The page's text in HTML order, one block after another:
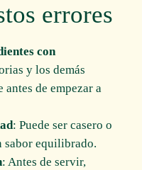
errores
con
y los demás
de empezar a
: Puede ser casero o
sabor equilibrado.
: Antes de servir,